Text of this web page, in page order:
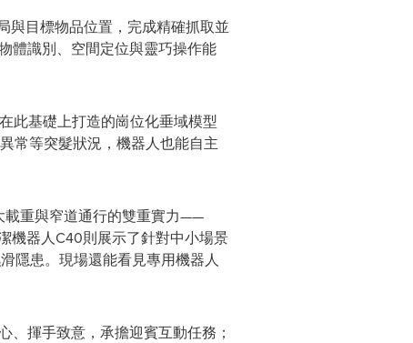
與目標物品位置，完成精確抓取並
體識別、空間定位與靈巧操作能
此基礎上打造的崗位化垂域模型
常等突髮狀況，機器人也能自主
載重與窄道通行的雙重實力——
機器人C40則展示了針對中小場景
隱患。現場還能看見專用機器人
、揮手致意，承擔迎賓互動任務；